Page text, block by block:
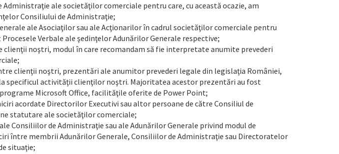
ale societăţilor comerciale pentru care, cu această ocazie, am
Consiliului de Administraţie;
ale Asociaţilor sau ale Acţionarilor în cadrul societăţilor comerciale pentru
Verbale ale şedinţelor Adunărilor Generale respective;
clienţii noştri, modul în care recomandam să fie interpretate anumite prevederi
clienţii noştri, prezentări ale anumitor prevederi legale din legislaţia României,
specificul activităţii clienţilor noştri. Majoritatea acestor prezentări au fost
Microsoft Office, facilităţile oferite de Power Point;
acordate Directorilor Executivi sau altor persoane de către Consiliul de
statutare ale societăţilor comerciale;
Consiliilor de Administraţie sau ale Adunărilor Generale privind modul de
între membrii Adunărilor Generale, Consiliilor de Administraţie sau Directoratelor
situaţie;